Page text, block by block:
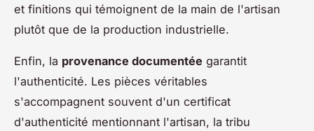
et finitions qui témoignent de la main de l'artisan
plutôt que de la production industrielle.
Enfin, la provenance documentée garantit
l'authenticité. Les pièces véritables
s'accompagnent souvent d'un certificat
d'authenticité mentionnant l'artisan, la tribu